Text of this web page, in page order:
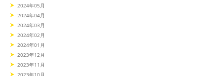
2024年05月
2024年04月
2024年03月
2024年02月
2024年01月
2023年12月
2023年11月